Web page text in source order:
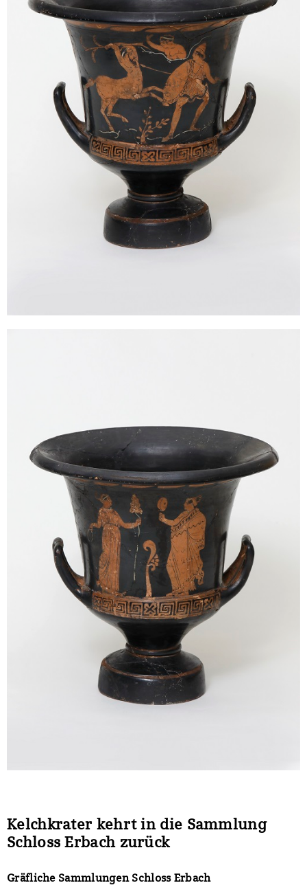
Kelchkrater kehrt in die Sammlung
Schloss Erbach zurück
Gräfliche Sammlungen Schloss Erbach
Sonstiges